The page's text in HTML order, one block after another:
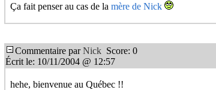
Ça fait penser au cas de lamère de Nick
Commentaire parNick Score: 0
Écrit le: 10/11/2004 @ 12:57
hehe, bienvenue au Québec !!